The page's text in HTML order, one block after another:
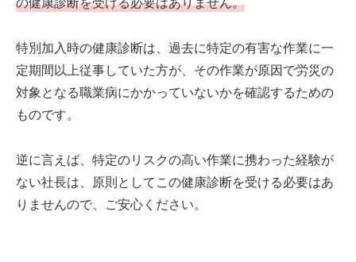
特別加入時の健康診断は、過去に特定の有害な作業に一
定期間以上従事していた方が、その作業が原因で労災の
対象となる職業病にかかっていないかを確認するための
ものです。
逆に言えば、特定のリスクの高い作業に携わった経験が
ない社長は、原則としてこの健康診断を受ける必要はあ
りませんので、ご安心ください。